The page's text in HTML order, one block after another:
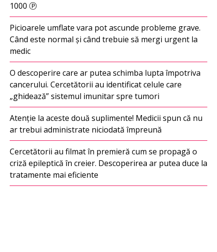
1000 Ⓟ
Picioarele umflate vara pot ascunde probleme grave.
Când este normal și când trebuie să mergi urgent la
medic
O descoperire care ar putea schimba lupta împotriva
cancerului. Cercetătorii au identificat celule care
„ghidează” sistemul imunitar spre tumori
Atenție la aceste două suplimente! Medicii spun că nu
ar trebui administrate niciodată împreună
Cercetătorii au filmat în premieră cum se propagă o
criză epileptică în creier. Descoperirea ar putea duce la
tratamente mai eficiente